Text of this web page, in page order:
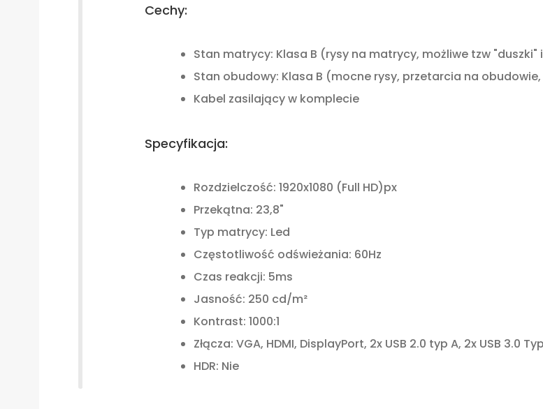
Cechy:
Stan matrycy: Klasa B (rysy na matrycy, możliwe tzw
Stan obudowy: Klasa B (mocne rysy, przetarcia na
Kabel zasilający w komplecie
Specyfikacja:
Rozdzielczość: 1920x1080 (Full HD)px
Przekątna: 23,8"
Typ matrycy: Led
Częstotliwość odświeżania: 60Hz
Czas reakcji: 5ms
Jasność: 250 cd/m²
Kontrast: 1000:1
Złącza: VGA, HDMI, DisplayPort, 2x USB 2.0 typ A, 2x USB 3.0
HDR: Nie